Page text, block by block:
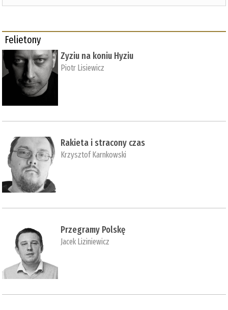
Felietony
Zyziu na koniu Hyziu
Piotr Lisiewicz
Rakieta i stracony czas
Krzysztof Karnkowski
Przegramy Polskę
Jacek Liziniewicz